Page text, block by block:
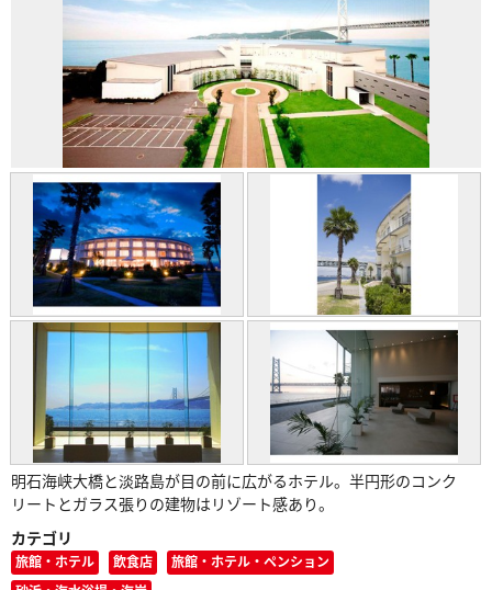
明石海峡大橋と淡路島が目の前に広がるホテル。半円形のコンク
リートとガラス張りの建物はリゾート感あり。
カテゴリ
旅館・ホテル 飲食店
旅館・ホテル・ペンション